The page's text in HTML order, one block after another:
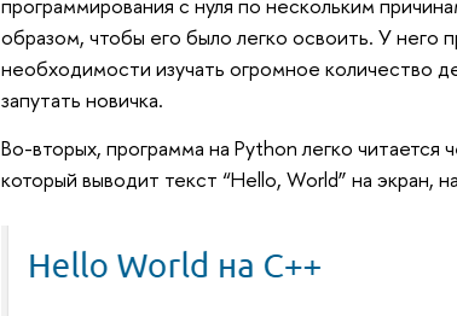
программирования с нуля по нескольким
образом, чтобы его было легко освоить. У него
необходимости изучать огромное количество
запутать новичка.
Во-вторых, программа на Python легко читается
который выводит текст “Hello, World” на экран,